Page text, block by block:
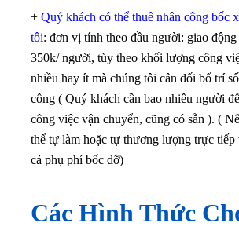
+ Quý khách có thể thuê nhân công bốc
tôi: đơn vị tính theo đầu người: giao
350k/ người, tùy theo khối lượng công
nhiều hay ít mà chúng tôi cân đối bố trí
công ( Quý khách cần bao nhiêu người
công việc vận chuyển, cũng có sẵn ). (
thể tự làm hoặc tự thương lượng trực tiếp
cả phụ phí bốc dỡ)
Các Hình Thức